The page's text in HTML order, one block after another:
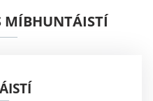
MÍBHUNTÁISTÍ